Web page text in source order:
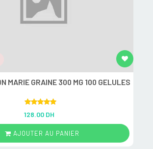
MARIE GRAINE 300 MG 100 GELULES
out of 5
128.00 DH
AJOUTER AU PANIER